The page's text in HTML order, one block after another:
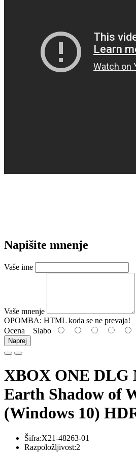
Napišite mnenje
Vaše ime
Vaše mnenje
OPOMBA: HTML koda se ne prevaja!
Ocena Slabo
Naprej
XBOX ONE DLG
Earth Shadow of
(Windows 10)
Šifra:X21-48263-01
Razpoložljivost:2